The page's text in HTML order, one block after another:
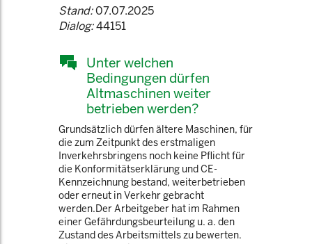
Stand:07.07.2025
Dialog:44151
Unter welchen
Bedingungen dürfen
Altmaschinen weiter
betrieben werden?
Grundsätzlich dürfen ältere Maschinen, für
die zum Zeitpunkt des erstmaligen
Inverkehrsbringens noch keine Pflicht für
die Konformitätserklärung und CE-
Kennzeichnung bestand, weiterbetrieben
oder erneut in Verkehr gebracht
werden.Der Arbeitgeber hat im Rahmen
einer Gefährdungsbeurteilung u. a. den
Zustand des Arbeitsmittels zu bewerten.